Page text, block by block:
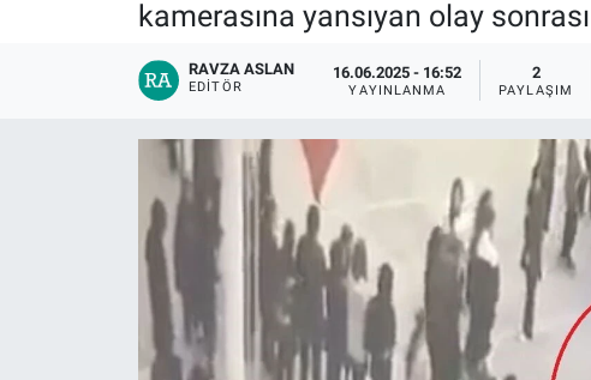
kamerasına yansıyan olay
RAVZA ASLAN
EDITÖR
16.06.2025 - 16:52
YAYINLANMA
2
PAYLAŞIM
Bilim, Teknoloji
KÜLTÜR-SANAT
Bursaspor
Gündem
Bursa Trafik Yoğunluk Haritası
Süper Lig Puan Durumu ve Fikstür
Tüm Manşetler
Son Dakika Haberleri
Haber Arşivi